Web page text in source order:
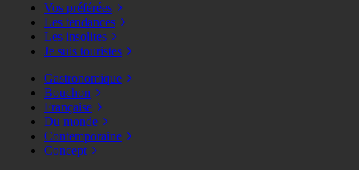
Vos préférées
Les tendances
Les insolites
Je suis touristes
Gastronomique
Bouchon
Française
Du monde
Contemporaine
Concept